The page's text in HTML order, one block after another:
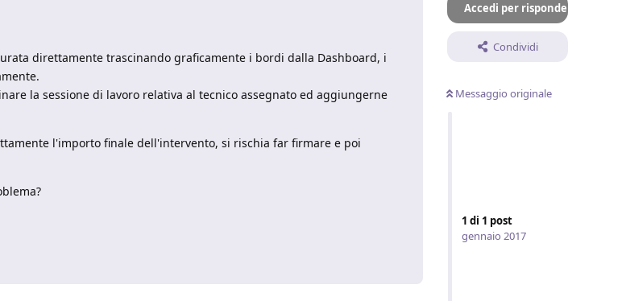
Accedi per rispondere
Condividi
Messaggio originale
1 di 1 post
gennaio 2017
direttamente trascinando graficamente i bordi dalla Dashboard, i
la sessione di lavoro relativa al tecnico assegnato ed aggiungerne
l'importo finale dell'intervento, si rischia far firmare e poi